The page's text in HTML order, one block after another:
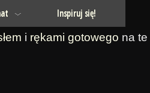
Inspiruj się!
i rękami gotowego na te